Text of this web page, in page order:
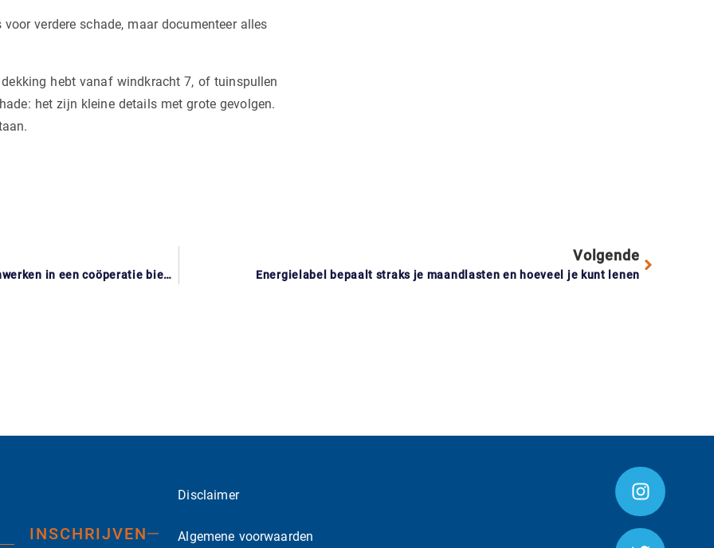
verdere schade, maar documenteer alles
hebt vanaf windkracht 7, of tuinspullen
het zijn kleine details met grote gevolgen.
Grotere opdrachten binnenhalen als zzp’er? Samenwerken in een coöperatie biedt kansen
Volgende
Energielabel bepaalt straks je maandlasten en hoeveel je kunt lenen
INSCHRIJVEN
Disclaimer
Algemene voorwaarden